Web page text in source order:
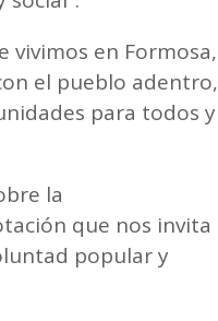
vivimos en Formosa,
el pueblo adentro,
para todos y
la
que nos invita
popular y